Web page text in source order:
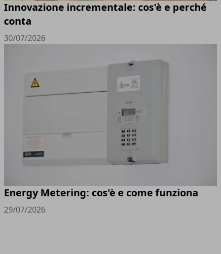
Innovazione incrementale: cos'è e perché
conta
30/07/2026
Energy Metering: cos'è e come funziona
29/07/2026